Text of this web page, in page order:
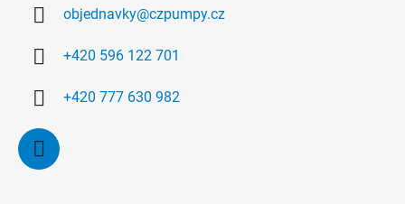
objednavky@czpumpy.cz
+420 596 122 701
+420 777 630 982